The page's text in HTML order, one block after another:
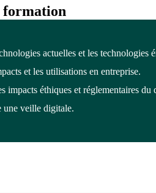
formation
actuelles et les technologies
et les utilisations en entreprise.
impacts éthiques et réglementaires du
une veille digitale.